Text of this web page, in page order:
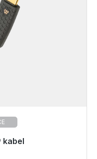
kabellevertijd 48 uur*